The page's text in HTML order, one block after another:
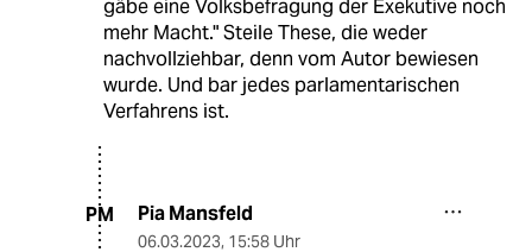
gäbe eine Volksbefragung der Exekutive noch
mehr Macht." Steile These, die weder
nachvollziehbar, denn vom Autor bewiesen
wurde. Und bar jedes parlamentarischen
Verfahrens ist.
PM Pia Mansfeld
06.03.2023, 15:58 Uhr